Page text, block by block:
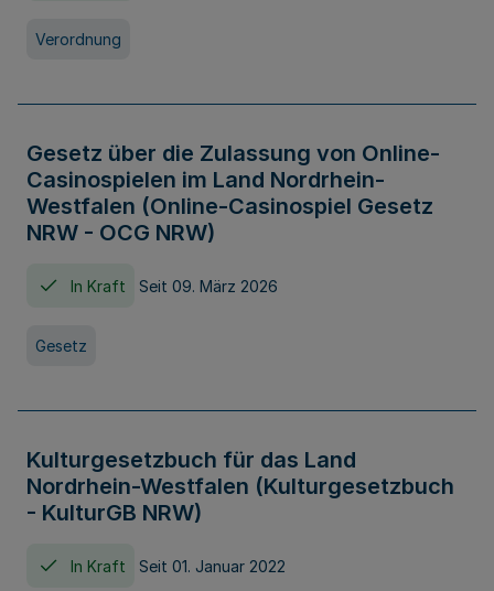
Verordnung
Gesetz über die Zulassung von Online-
Casinospielen im Land Nordrhein-
Westfalen (Online-Casinospiel Gesetz
NRW - OCG NRW)
In Kraft Seit 09. März 2026
Gesetz
Kulturgesetzbuch für das Land
Nordrhein-Westfalen (Kulturgesetzbuch
- KulturGB NRW)
In Kraft Seit 01. Januar 2022